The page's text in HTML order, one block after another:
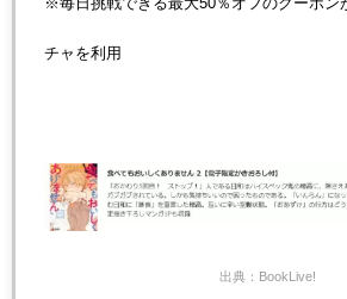
チャを利用
出典：BookLive!